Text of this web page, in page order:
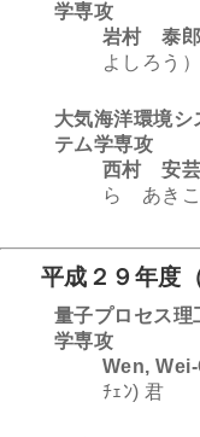
学専攻
岩村 泰郎
よしろう
大気海洋環境シ
テム学専攻
西村 安
ら あき
平成２９年度
量子プロセス理
学専攻
Wen,
ﾁｪﾝ) 君